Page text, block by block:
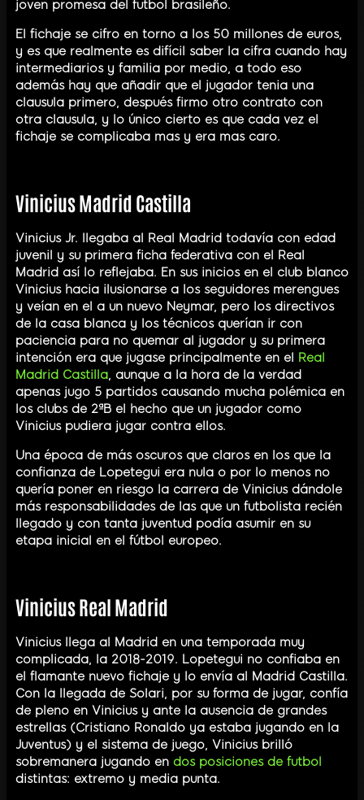
joven promesa del futbol brasileño.
El fichaje se cifro en torno a los 50 millones de euros,
y es que realmente es difícil saber la cifra cuando hay
intermediarios y familia por medio, a todo eso
además hay que añadir que el jugador tenia una
clausula primero, después firmo otro contrato con
otra clausula, y lo único cierto es que cada vez el
fichaje se complicaba mas y era mas caro.
Vinicius Madrid Castilla
Vinicius Jr. llegaba al Real Madrid todavía con edad
juvenil y su primera ficha federativa con el Real
Madrid así lo reflejaba. En sus inicios en el club blanco
Vinicius hacia ilusionarse a los seguidores merengues
y veían en el a un nuevo Neymar, pero los directivos
de la casa blanca y los técnicos querían ir con
paciencia para no quemar al jugador y su primera
intención era que jugase principalmente en el Real
Madrid Castilla, aunque a la hora de la verdad
apenas jugo 5 partidos causando mucha polémica en
los clubs de 2ªB el hecho que un jugador como
Vinicius pudiera jugar contra ellos.
Una época de más oscuros que claros en los que la
confianza de Lopetegui era nula o por lo menos no
quería poner en riesgo la carrera de Vinicius dándole
más responsabilidades de las que un futbolista recién
llegado y con tanta juventud podía asumir en su
etapa inicial en el fútbol europeo.
Vinicius Real Madrid
Vinicius llega al Madrid en una temporada muy
complicada, la 2018-2019. Lopetegui no confiaba en
el flamante nuevo fichaje y lo envía al Madrid Castilla.
Con la llegada de Solari, por su forma de jugar, confía
de pleno en Vinicius y ante la ausencia de grandes
estrellas (Cristiano Ronaldo ya estaba jugando en la
Juventus) y el sistema de juego, Vinicius brilló
sobremanera jugando en dos posiciones de futbol
distintas: extremo y media punta.